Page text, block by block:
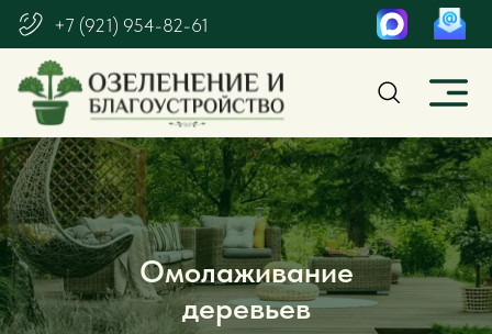
+7 (921) 954-82-61
Омолаживание
деревьев